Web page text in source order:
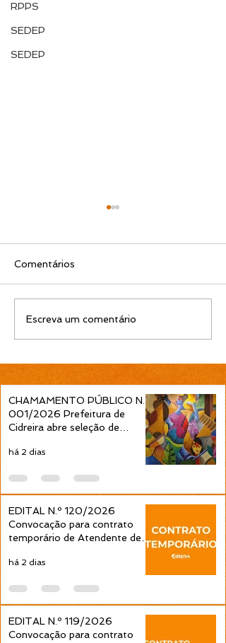
RPPS
SEDEP
SEDEP
EDITAL N.º 119/2026
Convocação para
Professor Ensino
Séries é publicada pela
Prefeitura de Cidreira
Comentários
Escreva um comentário
CHAMAMENTO PÚBLICO N.º
001/2026 Prefeitura de
Cidreira abre seleção de
projetos culturais pela Política
Nacional Aldir Blanc
há 2 dias
EDITAL N.º 120/2026
Convocação para contrato
temporário de Atendente de
pela Prefeitura de Cidreira
há 2 dias
EDITAL N.º 119/2026
Convocação para contrato